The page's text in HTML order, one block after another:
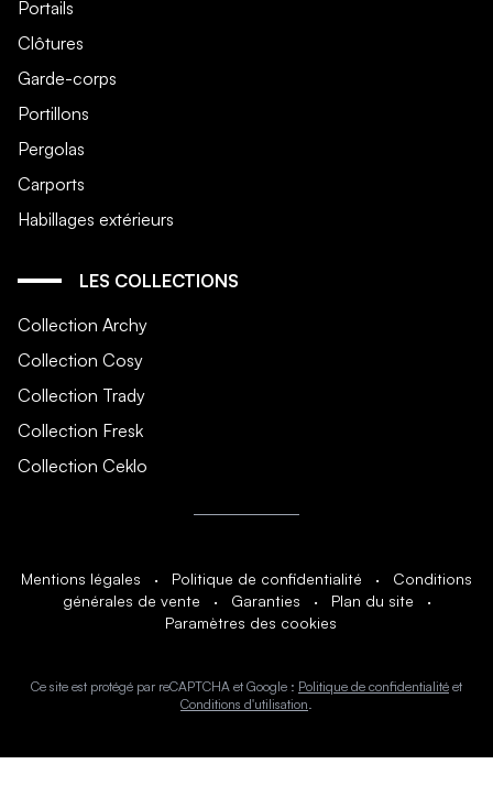
Portails
Clôtures
Garde-corps
Portillons
Pergolas
Carports
Habillages extérieurs
LES COLLECTIONS
Collection Archy
Collection Cosy
Collection Trady
Collection Fresk
Collection Ceklo
Mentions légales · Politique de confidentialité ·
Conditions
générales de vente
· Garanties · Plan du site
·
Paramètres des cookies
Ce site est protégé par reCAPTCHA et Google : Politique de confidentialité et
Conditions d'utilisation.